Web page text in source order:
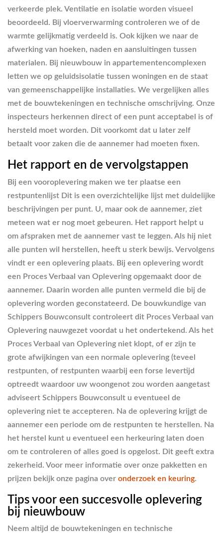
verkeerde plek. Ventilatie en isolatie worden visueel
beoordeeld. Bij vloerverwarming controleren we of de
warmte gelijkmatig verdeeld is. Ook kijken we naar de
afwerking van hoeken, naden en aansluitingen tussen
materialen. Bij nieuwbouw in appartementencomplexen
letten we op geluidsisolatie tussen woningen en de staat
van gemeenschappelijke installaties. We vergelijken alles
met de bouwtekeningen en technische omschrijving. Onze
inspecteurs herkennen direct of een punt acceptabel is of
hersteld moet worden. Dit voorkomt dat u later zelf
betaalt voor zaken die de aannemer had moeten fixen.
Het rapport en de vervolgstappen
Bij een vooroplevering maken we ter plaatse een
restpuntenlijst Dit is een overzichtelijke lijst met duidelijke
beschrijvingen per punt. U, maar ook de aannemer, ziet
meteen wat er nog moet gebeuren. Het rapport helpt u
om afspraken met de aannemer vast te leggen. Als hij niet
alle punten wil herstellen, heeft u sterk bewijs. Vervolgens
vindt er een oplevering plaats. Bij een oplevering wordt
een Proces Verbaal van Oplevering opgemaakt door de
aannemer. Daarin worden alle punten vermeld die bij de
oplevering worden geconstateerd. De bouwkundige van
Schippers Bouwconsult controleert dit Proces Verbaal van
Oplevering nauwgezet voordat u het ondertekend. Als het
Proces Verbaal van Oplevering niet klopt, of er zijn te
grote afwijkingen van een normale oplevering (teveel
restpunten, of restpunten waarbij een forse levertijd
optreedt waardoor uw woongenot zou worden aangetast
adviseert Schippers Bouwconsult u eventueel de
oplevering niet te accepteren. Na de oplevering krijgt de
aannemer een periode om de restpunten te herstellen. Na
het herstel kunt u eventueel een herkeuring laten doen
om te controleren of alles goed is opgelost. Dit geeft extra
zekerheid. Voor meer informatie over onze pakketten en
prijzen bekijk onze pagina over onderzoek en keuring.
Tips voor een succesvolle oplevering
bij nieuwbouw
Neem altijd de bouwtekeningen en technische